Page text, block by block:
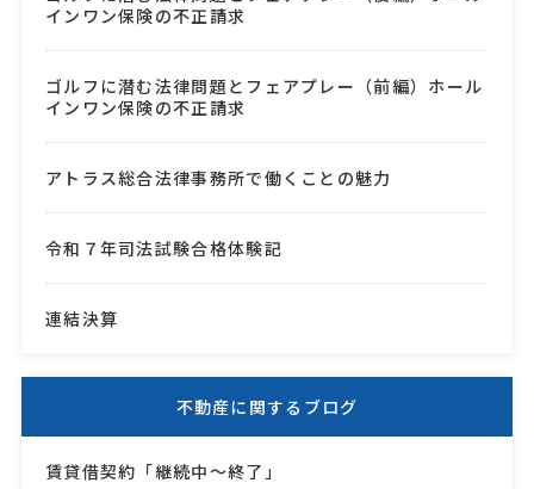
インワン保険の不正請求
ゴルフに潜む法律問題とフェアプレー（前編）ホール
インワン保険の不正請求
アトラス総合法律事務所で働くことの魅力
令和７年司法試験合格体験記
連結決算
不動産に関するブログ
賃貸借契約「継続中～終了」